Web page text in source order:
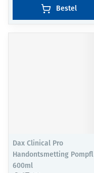
Bestel
Dax Clinical Pro
Handontsmetting Pompfl
600ml